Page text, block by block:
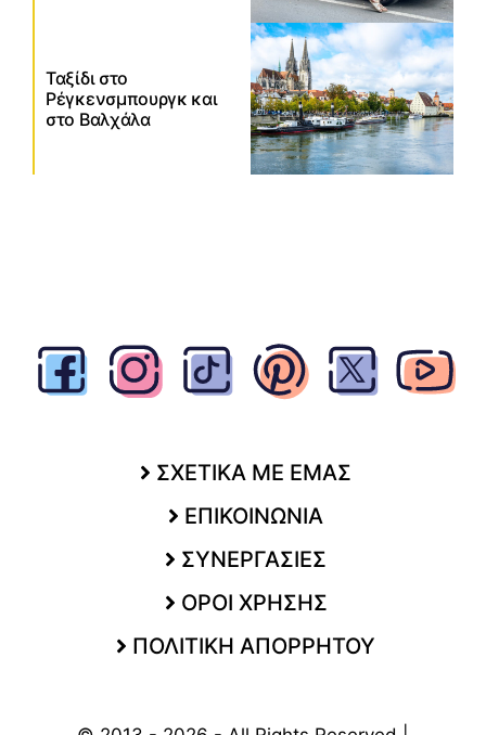
Ταξίδι στο
Ρέγκενσμπουργκ και
στο Βαλχάλα
ΣΧΕΤΙΚΑ ΜΕ ΕΜΑΣ
ΕΠΙΚΟΙΝΩΝΙΑ
ΣΥΝΕΡΓΑΣΙΕΣ
ΟΡΟΙ ΧΡΗΣΗΣ
ΠΟΛΙΤΙΚΗ ΑΠΟΡΡΗΤΟΥ